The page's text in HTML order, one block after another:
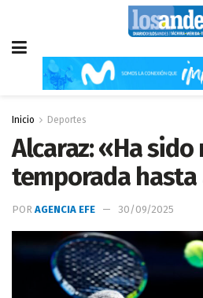
Inicio Deportes
Alcaraz: «Ha
temporada
POR AGENCIA EFE 30/09/2025